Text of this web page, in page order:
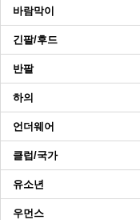
바람막이
긴팔/후드
반팔
하의
언더웨어
클럽/국가
유소년
우먼스